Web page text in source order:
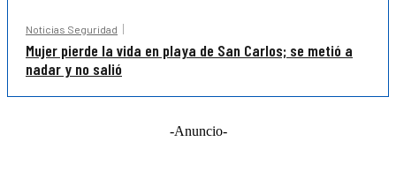
Noticias Seguridad
Mujer pierde la vida en playa de San Carlos; se metió a
nadar y no salió
-Anuncio-